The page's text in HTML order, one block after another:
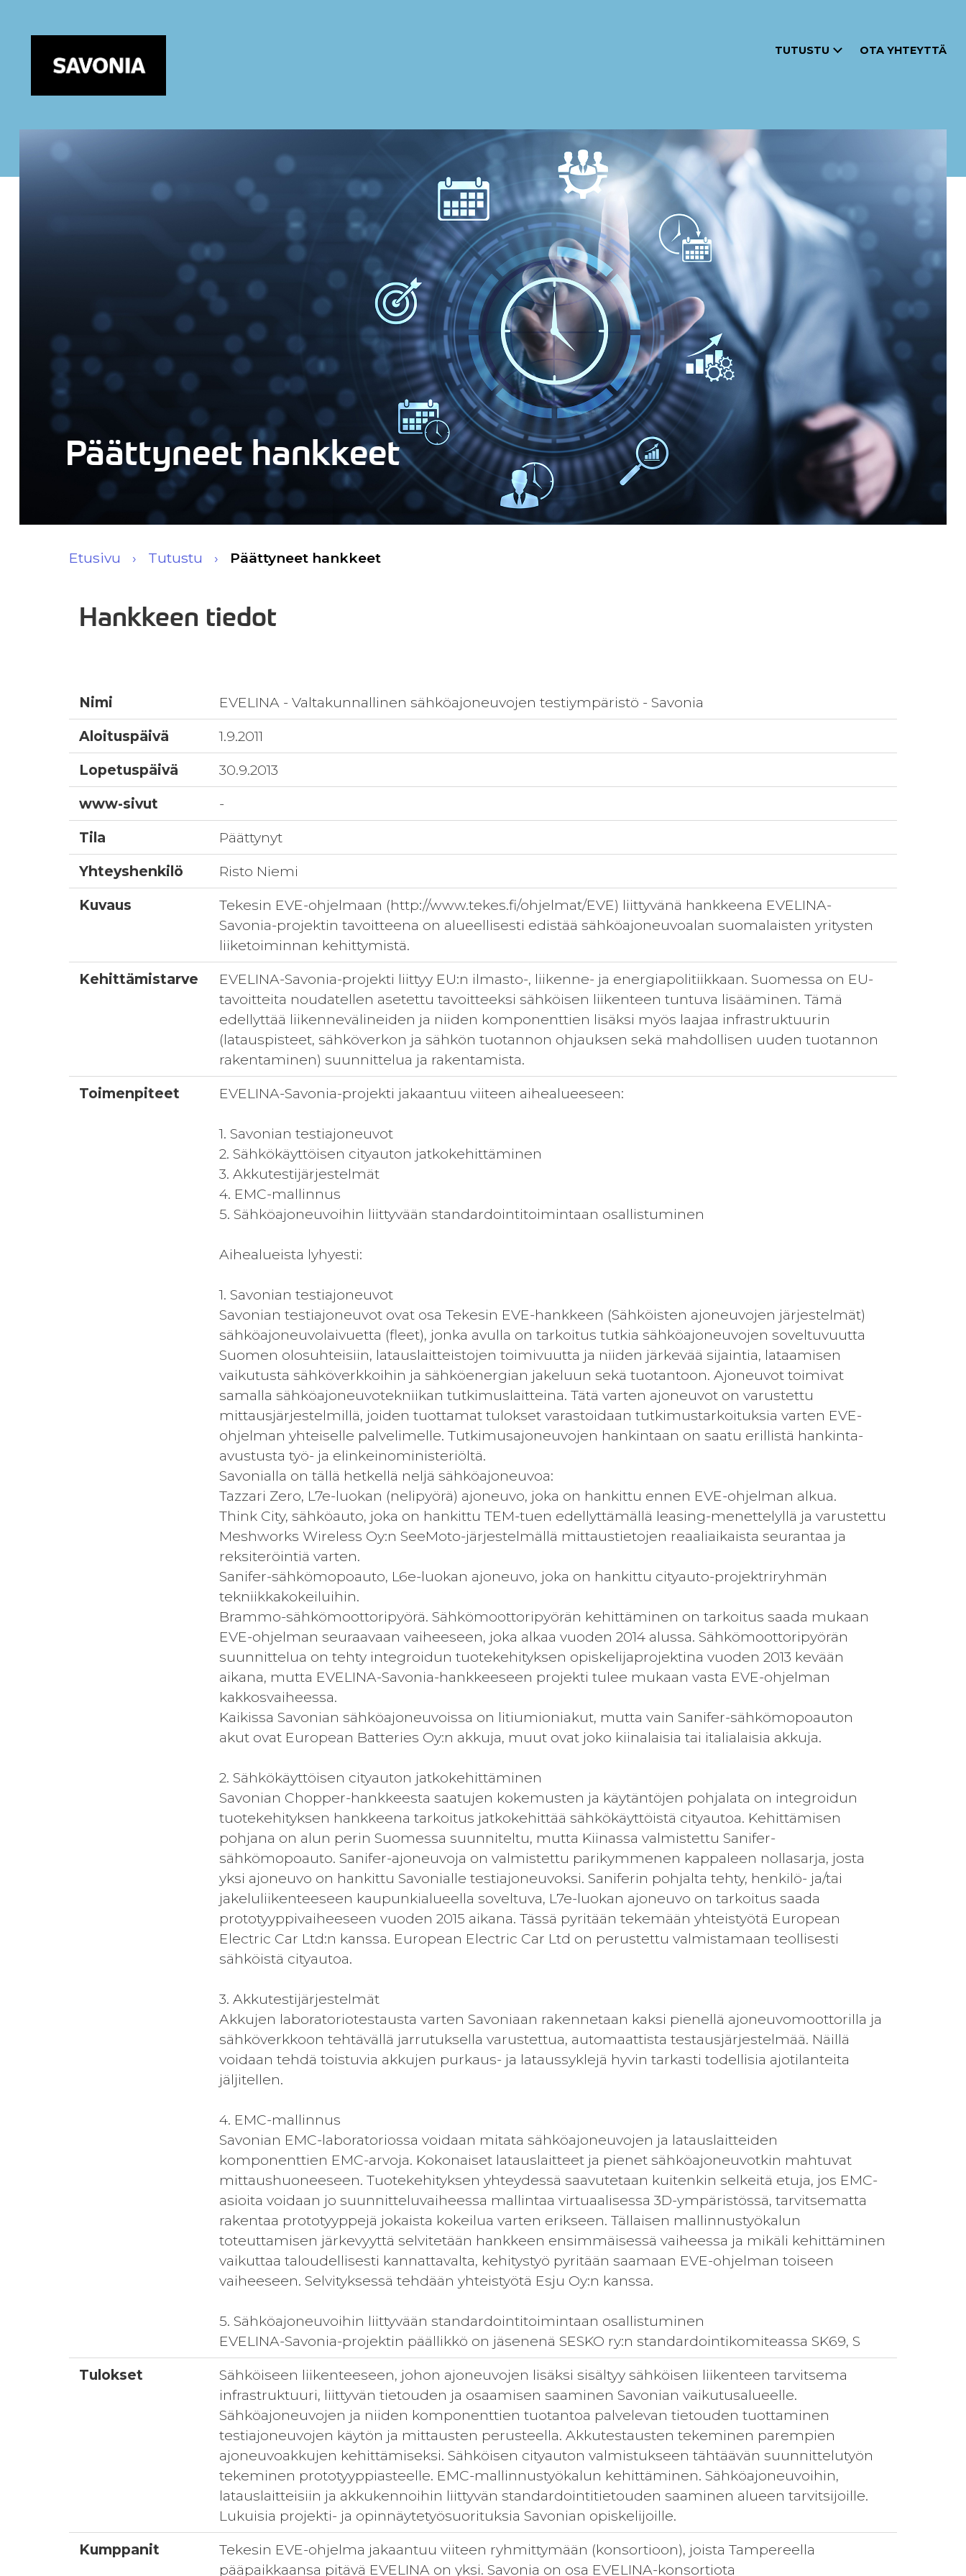
TUTUSTU OTA YHTEYTTÄ
Päättyneet hankkeet
Etusivu Tutustu Päättyneet hankkeet
Hankkeen tiedot
Nimi
EVELINA - Valtakunnallinen sähköajoneuvojen testiympäristö - Savonia
Aloituspäivä
1.9.2011
Lopetuspäivä
30.9.2013
www-sivut
-
Tila
Päättynyt
Yhteyshenkilö
Risto Niemi
Kuvaus
Tekesin EVE-ohjelmaan (http://www.tekes.fi/ohjelmat/EVE) liittyvänä hankkeena EVELINA-
Savonia-projektin tavoitteena on alueellisesti edistää sähköajoneuvoalan suomalaisten yritysten
liiketoiminnan kehittymistä.
Kehittämistarve
EVELINA-Savonia-projekti liittyy EU:n ilmasto-, liikenne- ja energiapolitiikkaan. Suomessa on EU-
tavoitteita noudatellen asetettu tavoitteeksi sähköisen liikenteen tuntuva lisääminen. Tämä
edellyttää liikennevälineiden ja niiden komponenttien lisäksi myös laajaa infrastruktuurin
(latauspisteet, sähköverkon ja sähkön tuotannon ohjauksen sekä mahdollisen uuden tuotannon
rakentaminen) suunnittelua ja rakentamista.
Toimenpiteet
EVELINA-Savonia-projekti jakaantuu viiteen aihealueeseen:
1. Savonian testiajoneuvot
2. Sähkökäyttöisen cityauton jatkokehittäminen
3. Akkutestijärjestelmät
4. EMC-mallinnus
5. Sähköajoneuvoihin liittyvään standardointitoimintaan osallistuminen
Aihealueista lyhyesti:
1. Savonian testiajoneuvot
Savonian testiajoneuvot ovat osa Tekesin EVE-hankkeen (Sähköisten ajoneuvojen järjestelmät)
sähköajoneuvolaivuetta (fleet), jonka avulla on tarkoitus tutkia sähköajoneuvojen soveltuvuutta
Suomen olosuhteisiin, latauslaitteistojen toimivuutta ja niiden järkevää sijaintia, lataamisen
vaikutusta sähköverkkoihin ja sähköenergian jakeluun sekä tuotantoon. Ajoneuvot toimivat
samalla sähköajoneuvotekniikan tutkimuslaitteina. Tätä varten ajoneuvot on varustettu
mittausjärjestelmillä, joiden tuottamat tulokset varastoidaan tutkimustarkoituksia varten EVE-
ohjelman yhteiselle palvelimelle. Tutkimusajoneuvojen hankintaan on saatu erillistä hankinta-
avustusta työ- ja elinkeinoministeriöltä.
Savonialla on tällä hetkellä neljä sähköajoneuvoa:
Tazzari Zero, L7e-luokan (nelipyörä) ajoneuvo, joka on hankittu ennen EVE-ohjelman alkua.
Think City, sähköauto, joka on hankittu TEM-tuen edellyttämällä leasing-menettelyllä ja varustettu
Meshworks Wireless Oy:n SeeMoto-järjestelmällä mittaustietojen reaaliaikaista seurantaa ja
reksiteröintiä varten.
Sanifer-sähkömopoauto, L6e-luokan ajoneuvo, joka on hankittu cityauto-projektriryhmän
tekniikkakokeiluihin.
Brammo-sähkömoottoripyörä. Sähkömoottoripyörän kehittäminen on tarkoitus saada mukaan
EVE-ohjelman seuraavaan vaiheeseen, joka alkaa vuoden 2014 alussa. Sähkömoottoripyörän
suunnittelua on tehty integroidun tuotekehityksen opiskelijaprojektina vuoden 2013 kevään
aikana, mutta EVELINA-Savonia-hankkeeseen projekti tulee mukaan vasta EVE-ohjelman
kakkosvaiheessa.
Kaikissa Savonian sähköajoneuvoissa on litiumioniakut, mutta vain Sanifer-sähkömopoauton
akut ovat European Batteries Oy:n akkuja, muut ovat joko kiinalaisia tai italialaisia akkuja.
2. Sähkökäyttöisen cityauton jatkokehittäminen
Savonian Chopper-hankkeesta saatujen kokemusten ja käytäntöjen pohjalata on integroidun
tuotekehityksen hankkeena tarkoitus jatkokehittää sähkökäyttöistä cityautoa. Kehittämisen
pohjana on alun perin Suomessa suunniteltu, mutta Kiinassa valmistettu Sanifer-
sähkömopoauto. Sanifer-ajoneuvoja on valmistettu parikymmenen kappaleen nollasarja, josta
yksi ajoneuvo on hankittu Savonialle testiajoneuvoksi. Saniferin pohjalta tehty, henkilö- ja/tai
jakeluliikenteeseen kaupunkialueella soveltuva, L7e-luokan ajoneuvo on tarkoitus saada
prototyyppivaiheeseen vuoden 2015 aikana. Tässä pyritään tekemään yhteistyötä European
Electric Car Ltd:n kanssa. European Electric Car Ltd on perustettu valmistamaan teollisesti
sähköistä cityautoa.
3. Akkutestijärjestelmät
Akkujen laboratoriotestausta varten Savoniaan rakennetaan kaksi pienellä ajoneuvomoottorilla ja
sähköverkkoon tehtävällä jarrutuksella varustettua, automaattista testausjärjestelmää. Näillä
voidaan tehdä toistuvia akkujen purkaus- ja lataussyklejä hyvin tarkasti todellisia ajotilanteita
jäljitellen.
4. EMC-mallinnus
Savonian EMC-laboratoriossa voidaan mitata sähköajoneuvojen ja latauslaitteiden
komponenttien EMC-arvoja. Kokonaiset latauslaitteet ja pienet sähköajoneuvotkin mahtuvat
mittaushuoneeseen. Tuotekehityksen yhteydessä saavutetaan kuitenkin selkeitä etuja, jos EMC-
asioita voidaan jo suunnitteluvaiheessa mallintaa virtuaalisessa 3D-ympäristössä, tarvitsematta
rakentaa prototyyppejä jokaista kokeilua varten erikseen. Tällaisen mallinnustyökalun
toteuttamisen järkevyyttä selvitetään hankkeen ensimmäisessä vaiheessa ja mikäli kehittäminen
vaikuttaa taloudellisesti kannattavalta, kehitystyö pyritään saamaan EVE-ohjelman toiseen
vaiheeseen. Selvityksessä tehdään yhteistyötä Esju Oy:n kanssa.
5. Sähköajoneuvoihin liittyvään standardointitoimintaan osallistuminen
EVELINA-Savonia-projektin päällikkö on jäsenenä SESKO ry:n standardointikomiteassa SK69, S
Tulokset
Sähköiseen liikenteeseen, johon ajoneuvojen lisäksi sisältyy sähköisen liikenteen tarvitsema
infrastruktuuri, liittyvän tietouden ja osaamisen saaminen Savonian vaikutusalueelle.
Sähköajoneuvojen ja niiden komponenttien tuotantoa palvelevan tietouden tuottaminen
testiajoneuvojen käytön ja mittausten perusteella. Akkutestausten tekeminen parempien
ajoneuvoakkujen kehittämiseksi. Sähköisen cityauton valmistukseen tähtäävän suunnittelutyön
tekeminen prototyyppiasteelle. EMC-mallinnustyökalun kehittäminen. Sähköajoneuvoihin,
latauslaitteisiin ja akkukennoihin liittyvän standardointitietouden saaminen alueen tarvitsijoille.
Lukuisia projekti- ja opinnäytetyösuorituksia Savonian opiskelijoille.
Kumppanit
Tekesin EVE-ohjelma jakaantuu viiteen ryhmittymään (konsortioon), joista Tampereella
pääpaikkaansa pitävä EVELINA on yksi. Savonia on osa EVELINA-konsortiota